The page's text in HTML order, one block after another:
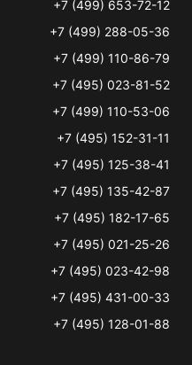
+7 (499) 653-72-12
+7 (499) 288-05-36
+7 (499) 110-86-79
+7 (495) 023-81-52
+7 (499) 110-53-06
+7 (495) 152-31-11
+7 (495) 125-38-41
+7 (495) 135-42-87
+7 (495) 182-17-65
+7 (495) 021-25-26
+7 (495) 023-42-98
+7 (495) 431-00-33
+7 (495) 128-01-88